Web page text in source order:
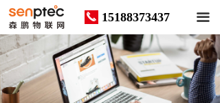
끀
끅 15188373437